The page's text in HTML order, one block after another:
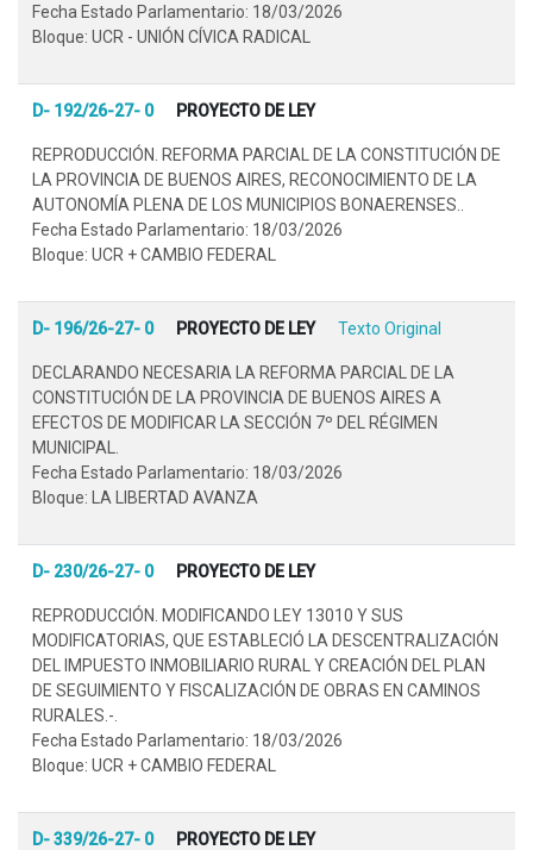
Fecha Estado Parlamentario: 18/03/2026
Bloque: UCR - UNIÓN CÍVICA RADICAL
D- 192/26-27- 0 PROYECTO DE LEY
REPRODUCCIÓN. REFORMA PARCIAL DE LA CONSTITUCIÓN DE
LA PROVINCIA DE BUENOS AIRES, RECONOCIMIENTO DE LA
AUTONOMÍA PLENA DE LOS MUNICIPIOS BONAERENSES..
Fecha Estado Parlamentario: 18/03/2026
Bloque: UCR + CAMBIO FEDERAL
D- 196/26-27- 0 PROYECTO DE LEY Texto Original
DECLARANDO NECESARIA LA REFORMA PARCIAL DE LA
CONSTITUCIÓN DE LA PROVINCIA DE BUENOS AIRES A
EFECTOS DE MODIFICAR LA SECCIÓN 7º DEL RÉGIMEN
MUNICIPAL.
Fecha Estado Parlamentario: 18/03/2026
Bloque: LA LIBERTAD AVANZA
D- 230/26-27- 0 PROYECTO DE LEY
REPRODUCCIÓN. MODIFICANDO LEY 13010 Y SUS
MODIFICATORIAS, QUE ESTABLECIÓ LA DESCENTRALIZACIÓN
DEL IMPUESTO INMOBILIARIO RURAL Y CREACIÓN DEL PLAN
DE SEGUIMIENTO Y FISCALIZACIÓN DE OBRAS EN CAMINOS
RURALES.-.
Fecha Estado Parlamentario: 18/03/2026
Bloque: UCR + CAMBIO FEDERAL
D- 339/26-27- 0 PROYECTO DE LEY